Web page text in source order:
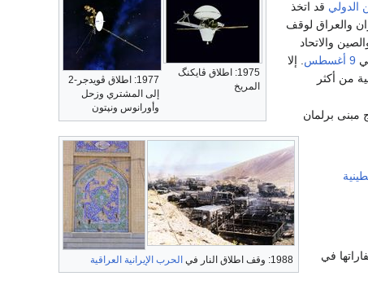
1975: اطلاق ڤايكنگ
المريخ
1977: اطلاق ڤويدجر-2
إلى المشتري وزحل
وأورانوس ونپتون
1988: وقف اطلاق النار في الحرب الإيرانية العراقية
الدولي قد اتخذ
والعراق لوقف
والاتحاد
9 أغسطس
. إلا
من أكثر
في